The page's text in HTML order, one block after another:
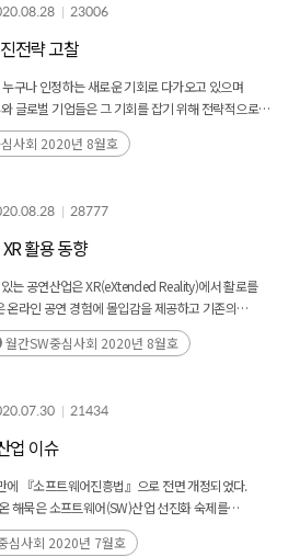
23006
전략 고찰
구나 인정하는 새로운 기회로 다가오고 있으며
글로벌 기업들은 그 기회를 잡기 위해 전략적으로
재, 법/제도, 인식과 문화, 데이터 자체와(후략)
사회 2020년 8월호
28777
활용 동향
는 공연산업은 XR(eXtended Reality)에서 활로를
온라인 공연 경험에 몰입감을 제공하고 기존의
새로운 상호작용의 즐거움을 줄 수 있으며(후략)
월간SW중심사회 2020년 8월호
21434
업 이슈
『소프트웨어진흥법』으로 전면 개정되었다.
해묵은 소프트웨어(SW)산업 선진화 숙제를
로 확대되었으며 원격지개발, 과업변경에 따른
심사회 2020년 7월호